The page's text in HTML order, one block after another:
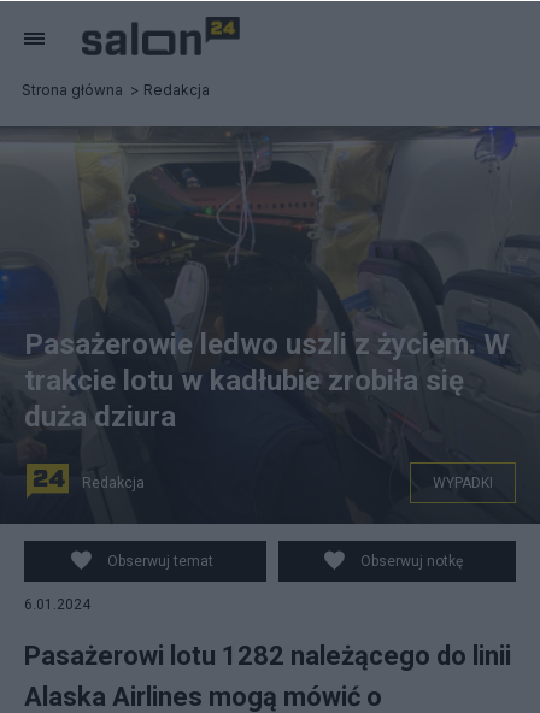
Strona główna Redakcja
Boeing 737 Max 9 linii Alaska Airlines lądował awaryjnie
po niespełna 35 minutach lotu. Fot. X/@petemuntean
Pasażerowie ledwo uszli z życiem. W
trakcie lotu w kadłubie zrobiła się
duża dziura
Redakcja WYPADKI
Obserwuj temat Obserwuj notkę
6.01.2024
Pasażerowi lotu 1282 należącego do linii
Alaska Airlines mogą mówić o